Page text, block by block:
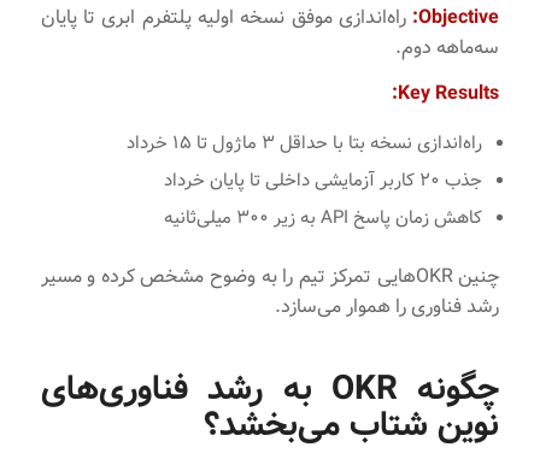
Objective: راه‌اندازی موفق نسخه اولیه پلتفرم ابری تا پایان
سه‌ماهه دوم.
Key Results:
راه‌اندازی نسخه بتا با حداقل ۳ ماژول تا ۱۵ خرداد
جذب ۲۰ کاربر آزمایشی داخلی تا پایان خرداد
کاهش زمان پاسخ API به زیر ۳۰۰ میلی‌ثانیه
چنین OKRهایی تمرکز تیم را به وضوح مشخص کرده و مسیر
رشد فناوری را هموار می‌سازد.
چگونه OKR به رشد فناوری‌های
نوین شتاب می‌بخشد؟